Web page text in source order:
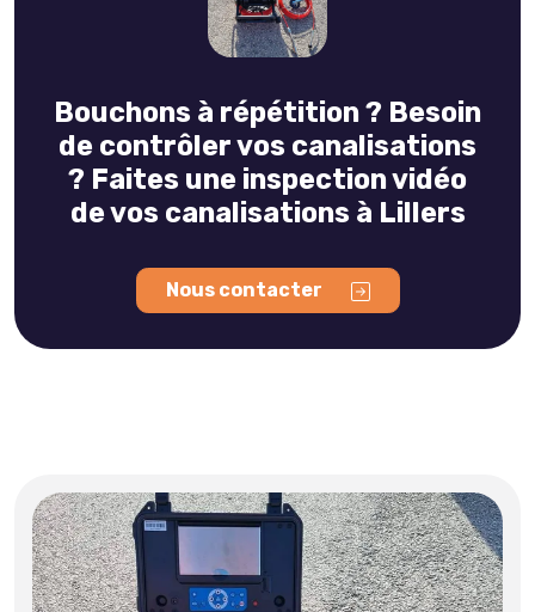
Bouchons à répétition ? Besoin
de contrôler vos canalisations
? Faites une inspection vidéo
de vos canalisations à Lillers
Nous contacter